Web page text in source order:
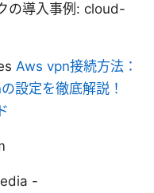
の導入事例: cloud-
Aws vpn接続方法：
設定を徹底解説！
-